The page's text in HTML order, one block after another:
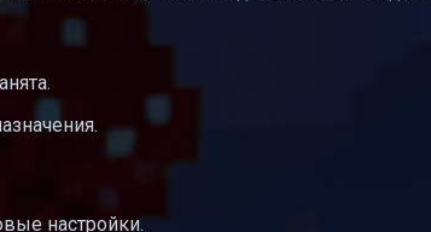
настройки.